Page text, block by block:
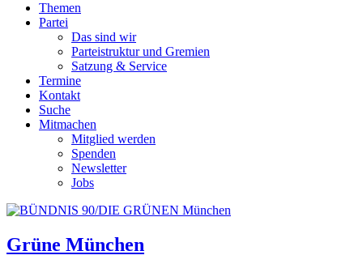
Themen
Partei
Das sind wir
Parteistruktur und Gremien
Satzung & Service
Termine
Kontakt
Suche
Mitmachen
Mitglied werden
Spenden
Newsletter
Jobs
Grüne München